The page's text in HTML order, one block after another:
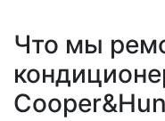
Что мы